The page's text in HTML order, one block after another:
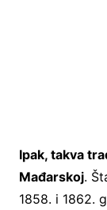
Ipak, takva
Mađarskoj.
1858. i 1862.